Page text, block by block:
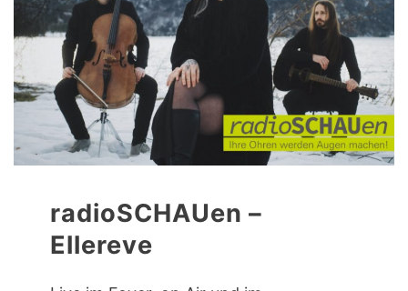
radioSCHAUen –
Ellereve